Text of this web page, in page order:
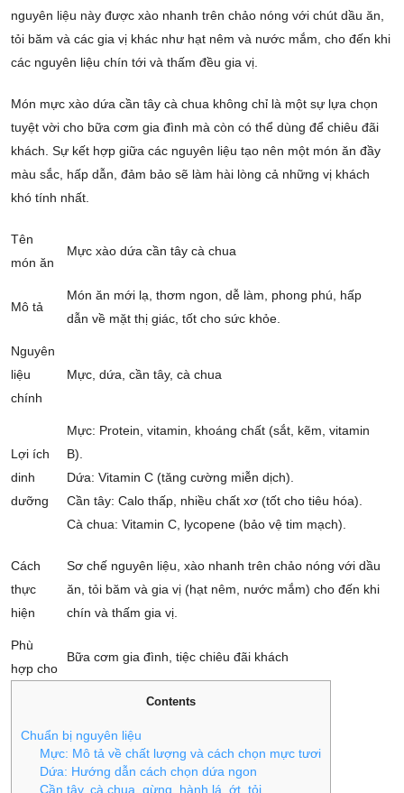
nguyên liệu này được xào nhanh trên chảo nóng với chút dầu ăn,
tỏi băm và các gia vị khác như hạt nêm và nước mắm, cho đến khi
các nguyên liệu chín tới và thấm đều gia vị.
Món mực xào dứa cần tây cà chua không chỉ là một sự lựa chọn
tuyệt vời cho bữa cơm gia đình mà còn có thể dùng để chiêu đãi
khách. Sự kết hợp giữa các nguyên liệu tạo nên một món ăn đầy
màu sắc, hấp dẫn, đảm bảo sẽ làm hài lòng cả những vị khách
khó tính nhất.
Tên
món ăn
Mực xào dứa cần tây cà chua
Mô tả
Món ăn mới lạ, thơm ngon, dễ làm, phong phú, hấp
dẫn về mặt thị giác, tốt cho sức khỏe.
Nguyên
liệu
chính
Mực, dứa, cần tây, cà chua
Lợi ích
dinh
dưỡng
Mực: Protein, vitamin, khoáng chất (sắt, kẽm, vitamin
B).
Dứa: Vitamin C (tăng cường miễn dịch).
Cần tây: Calo thấp, nhiều chất xơ (tốt cho tiêu hóa).
Cà chua: Vitamin C, lycopene (bảo vệ tim mạch).
Cách
thực
hiện
Sơ chế nguyên liệu, xào nhanh trên chảo nóng với dầu
ăn, tỏi băm và gia vị (hạt nêm, nước mắm) cho đến khi
chín và thấm gia vị.
Phù
hợp cho
Bữa cơm gia đình, tiệc chiêu đãi khách
Contents
Chuẩn bị nguyên liệu
Mực: Mô tả về chất lượng và cách chọn mực tươi
Dứa: Hướng dẫn cách chọn dứa ngon
Cần tây, cà chua, gừng, hành lá, ớt, tỏi